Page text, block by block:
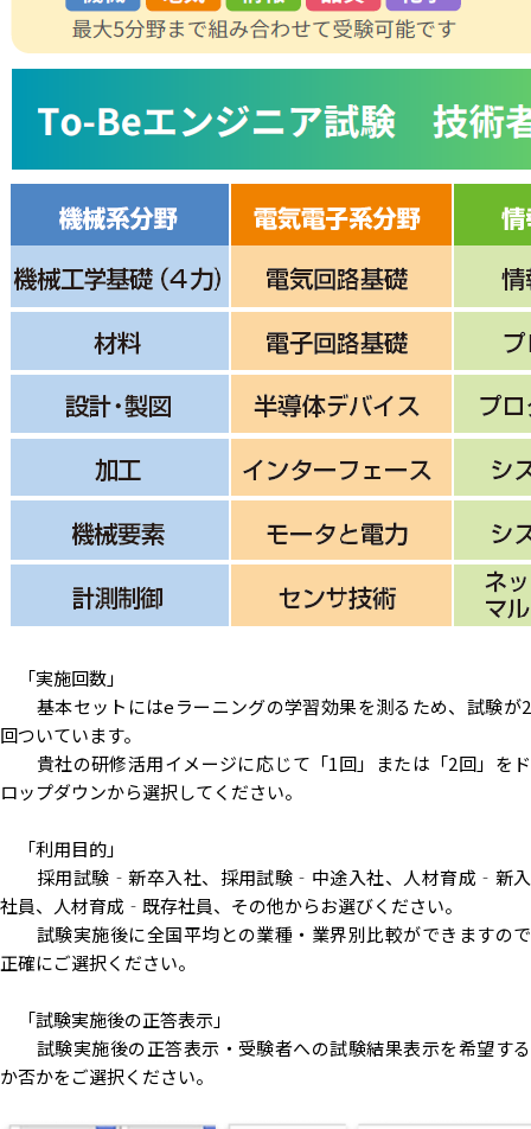
「実施回数」
基本セットにはeラーニングの学習効果を測るため、試験が2
回ついています。
貴社の研修活用イメージに応じて「1回」または「2回」をド
ロップダウンから選択してください。
「利用目的」
採用試験‐新卒入社、採用試験‐中途入社、人材育成‐新入
社員、人材育成‐既存社員、その他からお選びください。
試験実施後に全国平均との業種・業界別比較ができますので
正確にご選択ください。
「試験実施後の正答表示」
試験実施後の正答表示・受験者への試験結果表示を希望する
か否かをご選択ください。